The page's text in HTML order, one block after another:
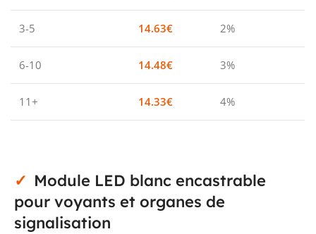
3-5 14.63€ 2%
6-10 14.48€ 3%
11+ 14.33€ 4%
Module LED blanc encastrable
pour voyants et organes de
signalisation